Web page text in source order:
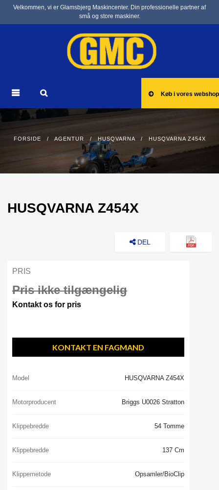
Velkommen, vi er Glamsbjerg Maskincenter. Din professionelle partner af
små og store maskiner.
Køb i vores webshop
FORSIDE / AGENTUR / HUSQVARNA/ HUSQVARNA Z454X
HUSQVARNA Z454X
DEL
PRIS
Pris ikke tilgængelig
Kontakt os for pris
KONTAKT EN FAGMAND
Model HUSQVARNA Z454X
Motorproducent Briggs U0026 Stratton
Klippebredde 54 Tomme
Klippebredde 137 Cm
Klippemetode Opsamler/BioClip